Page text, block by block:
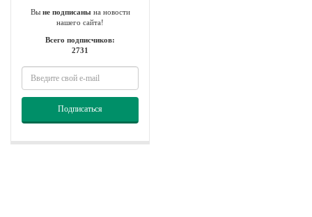
Вы не подписанына новости
нашего сайта!
Всего подписчиков:
2731
Подписаться